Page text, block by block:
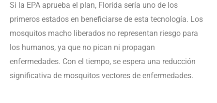
Si la EPA aprueba el plan, Florida sería uno de los
primeros estados en beneficiarse de esta tecnología. Los
mosquitos macho liberados no representan riesgo para
los humanos, ya que no pican ni propagan
enfermedades. Con el tiempo, se espera una reducción
significativa de mosquitos vectores de enfermedades.